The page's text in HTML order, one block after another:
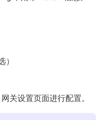
关设置页面进行配置。